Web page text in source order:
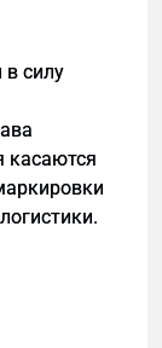
заголовках
запрос;
сайт
в силу
касаются